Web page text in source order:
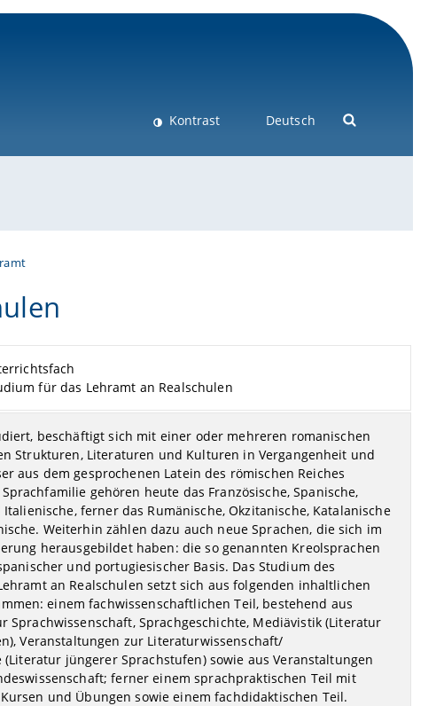
Kontrast Deutsch
für das Lehramt an Realschulen
beschäftigt sich mit einer oder mehreren romanischen
Strukturen, Literaturen und Kulturen in Vergangenheit und
aus dem gesprochenen Latein des römischen Reiches
gehören heute das Französische, Spanische,
ferner das Rumänische, Okzitanische, Katalanische
Weiterhin zählen dazu auch neue Sprachen, die sich im
herausgebildet haben: die so genannten Kreolsprachen
und portugiesischer Basis. Das Studium des
an Realschulen setzt sich aus folgenden inhaltlichen
einem fachwissenschaftlichen Teil, bestehend aus
Sprachwissenschaft, Sprachgeschichte, Mediävistik (Literatur
Veranstaltungen zur Literaturwissenschaft/
jüngerer Sprachstufen) sowie aus Veranstaltungen
ferner einem sprachpraktischen Teil mit
und Übungen sowie einem fachdidaktischen Teil.